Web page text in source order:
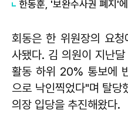
회동은 한 위원장의 요
사됐다. 김 의원이 지난
활동 하위 20% 통보에
으로 낙인찍었다"며 탈당
의장 입당을 추진해왔다.